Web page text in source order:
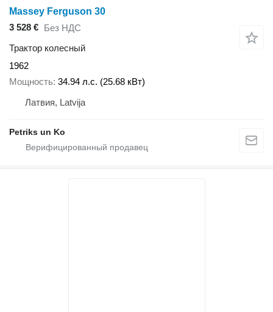
Massey Ferguson 30
3 528 € Без НДС
Трактор колесный
1962
Мощность 34.94 л.с. (25.68 кВт)
Латвия, Latvija
Petriks un Ko